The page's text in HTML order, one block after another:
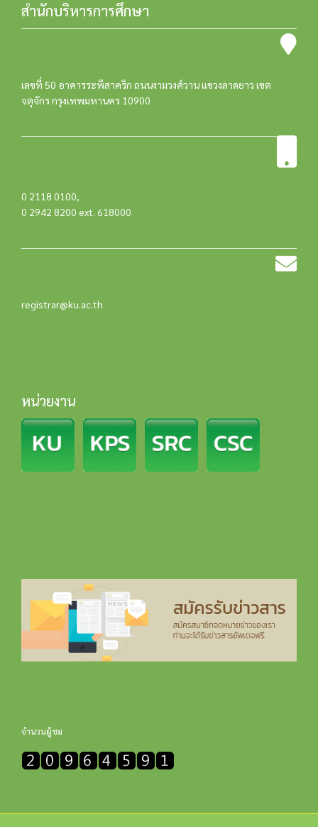
สำนักบริหารการศึกษา
เลขที่ 50 อาคารระพีสาคริก ถนนงามวงศ์วาน แขวงลาดยาว เขต
จตุจักร กรุงเทพมหานคร 10900
0 2118 0100
0 2942 8200 ext. 618000
registrar@ku.ac.th
หน่วยงาน
จำนวนผู้ชม